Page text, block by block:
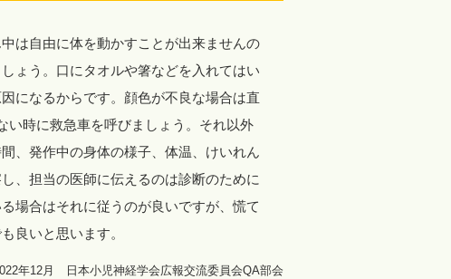
は自由に体を動かすことが出来ませんの
ょう。口にタオルや箸などを入れてはい
になるからです。顔色が不良な場合は直
い時に救急車を呼びましょう。それ以外
、発作中の身体の様子、体温、けいれん
、担当の医師に伝えるのは診断のために
場合はそれに従うのが良いですが、慌て
良いと思います。
年12月 日本小児神経学会広報交流委員会QA部会